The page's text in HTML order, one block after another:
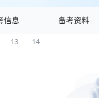
信息 备考资料
13 14